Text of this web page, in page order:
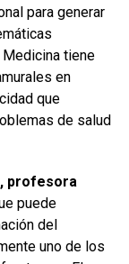
para generar
Medicina tiene
en
que
de salud
profesora
puede
del
uno de los